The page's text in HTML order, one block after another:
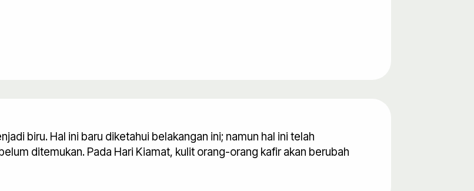
biru. Hal ini baru diketahui belakangan ini; namun hal ini telah
ditemukan. Pada Hari Kiamat, kulit orang-orang kafir akan berubah